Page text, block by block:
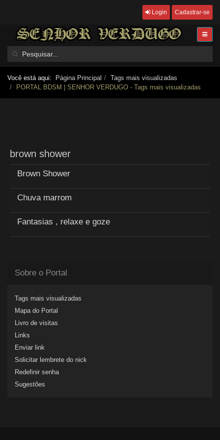
Login Cadastrar-se
Você está aqui: Página Principal
Tags mais visualizadas
PORTAL BDSM | SENHOR VERDUGO - Tags mais visualizadas
brown shower
Brown Shower
Chuva marrom
Fantasias , relaxe e goze
Sobre o Portal
Tags mais visualizadas
Mapa do Portal
Livro de visitas
Links
Enviar link
Solicitar lembrete do nick
Redefinir senha
Sugestões